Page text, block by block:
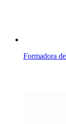
Formadora